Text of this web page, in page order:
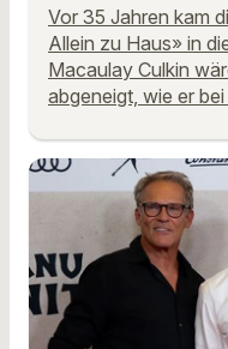
Vor 35 Jahren kam
Allein zu Haus» in
Macaulay Culkin
abgeneigt, wie er